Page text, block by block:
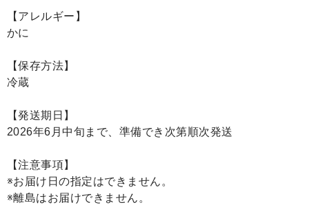
【アレルギー】
かに
【保存方法】
冷蔵
【発送期日】
2026年6月中旬まで、準備でき次第順次発送
【注意事項】
※お届け日の指定はできません。
※離島はお届けできません。